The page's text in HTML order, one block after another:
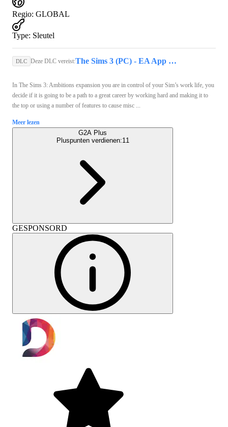
Regio: GLOBAL
Type: Sleutel
DLC Deze DLC vereist: The Sims 3 (PC) - EA App Key - GLOBAL
In The Sims 3: Ambitions expansion you are in control of your Sim’s work life, you
decide if it is going to be a path to a great career by working hard and making it to
the top or using a number of features to cause misc ...
Meer lezen
G2A Plus
Pluspunten verdienen:11
GESPONSORD